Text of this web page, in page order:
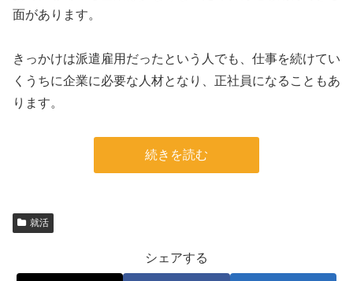
面があります。
きっかけは派遣雇用だったという人でも、仕事を続けてい
くうちに企業に必要な人材となり、正社員になることもあ
ります。
続きを読む
就活
シェアする